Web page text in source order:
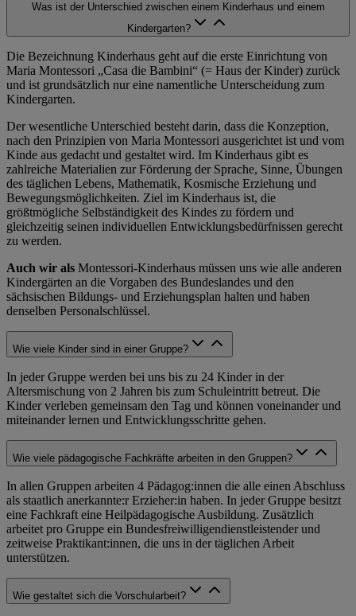
Was ist der Unterschied zwischen einem Kinderhaus und einem
Kindergarten?
Die Bezeichnung Kinderhaus geht auf die erste Einrichtung von
Maria Montessori „Casa die Bambini“ (= Haus der Kinder) zurück
und ist grundsätzlich nur eine namentliche Unterscheidung zum
Kindergarten.
Der wesentliche Unterschied besteht darin, dass die Konzeption,
nach den Prinzipien von Maria Montessori ausgerichtet ist und vom
Kinde aus gedacht und gestaltet wird. Im Kinderhaus gibt es
zahlreiche Materialien zur Förderung der Sprache, Sinne, Übungen
des täglichen Lebens, Mathematik, Kosmische Erziehung und
Bewegungsmöglichkeiten. Ziel im Kinderhaus ist, die
größtmögliche Selbständigkeit des Kindes zu fördern und
gleichzeitig seinen individuellen Entwicklungsbedürfnissen gerecht
zu werden.
Auch wir als Montessori-Kinderhaus müssen uns wie alle anderen
Kindergärten an die Vorgaben des Bundeslandes und den
sächsischen Bildungs- und Erziehungsplan halten und haben
denselben Personalschlüssel.
Wie viele Kinder sind in einer Gruppe?
In jeder Gruppe werden bei uns bis zu 24 Kinder in der
Altersmischung von 2 Jahren bis zum Schuleintritt betreut. Die
Kinder verleben gemeinsam den Tag und können voneinander und
miteinander lernen und Entwicklungsschritte gehen.
Wie viele pädagogische Fachkräfte arbeiten in den Gruppen?
In allen Gruppen arbeiten 4 Pädagog:innen die alle einen Abschluss
als staatlich anerkannte:r Erzieher:in haben. In jeder Gruppe besitzt
eine Fachkraft eine Heilpädagogische Ausbildung. Zusätzlich
arbeitet pro Gruppe ein Bundesfreiwilligendienstleistender und
zeitweise Praktikant:innen, die uns in der täglichen Arbeit
unterstützen.
Wie gestaltet sich die Vorschularbeit?